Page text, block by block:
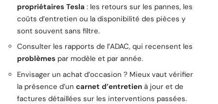
propriétaires Tesla : les retours sur les pannes, les
coûts d’entretien ou la disponibilité des pièces y
sont souvent sans filtre.
Consulter les rapports de l’ADAC, qui recensent les
problèmes par modèle et par année.
Envisager un achat d’occasion ? Mieux vaut vérifier
la présence d’un carnet d’entretien à jour et de
factures détaillées sur les interventions passées.